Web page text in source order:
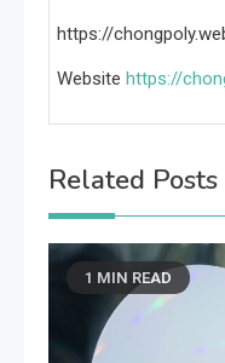
https://
Website https://
Related Posts
1 MIN READ